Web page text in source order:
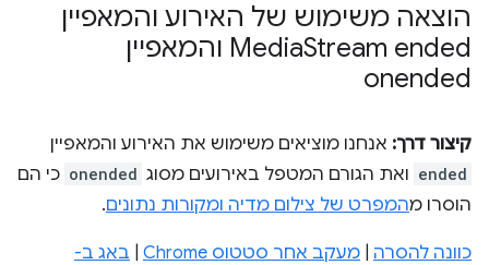
הוצאה משימוש של האירוע והמאפיין
Media Stream ended והמאפיין
onended
קיצור דרך: אנחנו מוציאים משימוש את האירוע והמאפיין
ended ואת הגורם המטפל באירועים מסוג onended כי הם
הוסרו מהמפרט של צילום מדיה ומקורות נתונים.
כוונה להסרה מעקב אחר סטטוס Chrome
באג ב-